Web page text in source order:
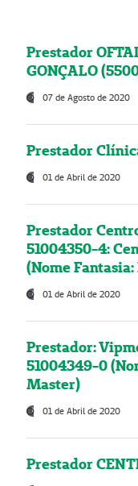
Prestador
GONÇALO
07 de Agosto de 2020
Prestador
01 de Abril de 2020
Prestador
51004350-4:
(Nome
01 de Abril de 2020
Prestador:
51004349-0
Master)
01 de Abril de 2020
Prestador